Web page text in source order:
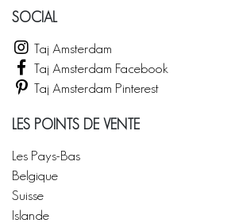
SOCIAL
Taj Amsterdam
Taj Amsterdam Facebook
Taj Amsterdam Pinterest
LES POINTS DE VENTE
Les Pays-Bas
Belgique
Suisse
Islande